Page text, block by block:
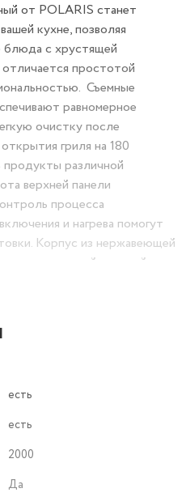
от POLARIS станет
кухне, позволяя
блюда с хрустящей
простотой
Съемные
равномерное
очистку после
гриля на 180
продукты различной
верхней панели
процесса
и нагрева помогут
Корпус из нержавеющей
и стильный внешний
интуитивно понятно и
есть
есть
2000
Да